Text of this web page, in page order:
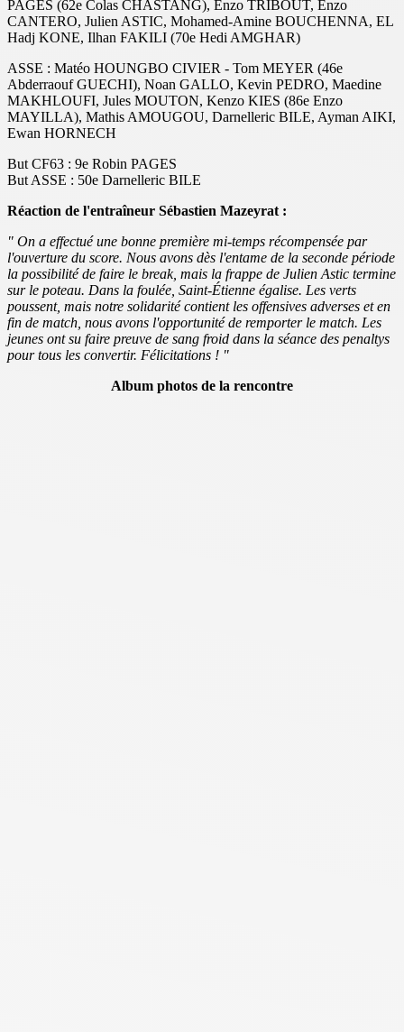
PAGES (62e Colas CHASTANG), Enzo TRIBOUT, Enzo
CANTERO, Julien ASTIC, Mohamed-Amine BOUCHENNA, EL
Hadj KONE, Ilhan FAKILI (70e Hedi AMGHAR)
ASSE : Matéo HOUNGBO CIVIER - Tom MEYER (46e
Abderraouf GUECHI), Noan GALLO, Kevin PEDRO, Maedine
MAKHLOUFI, Jules MOUTON, Kenzo KIES (86e Enzo
MAYILLA), Mathis AMOUGOU, Darnelleric BILE, Ayman AIKI,
Ewan HORNECH
But CF63 : 9e Robin PAGES
But ASSE : 50e Darnelleric BILE
Réaction de l'entraîneur Sébastien Mazeyrat :
" On a effectué une bonne première mi-temps récompensée par
l'ouverture du score. Nous avons dès l'entame de la seconde période
la possibilité de faire le break, mais la frappe de Julien Astic termine
sur le poteau. Dans la foulée, Saint-Étienne égalise. Les verts
poussent, mais notre solidarité contient les offensives adverses et en
fin de match, nous avons l'opportunité de remporter le match. Les
jeunes ont su faire preuve de sang froid dans la séance des penaltys
pour tous les convertir. Félicitations ! "
Album photos de la rencontre